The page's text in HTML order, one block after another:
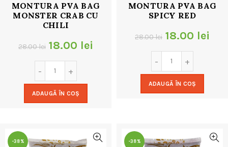
MONTURA PVA BAG
MONSTER CRAB CU
CHILI
28.00lei Prețul
inițial
a
fost:
18.00 lei
ADAUGĂ ÎN COȘ
MONTURA PVA BAG
SPICY RED
28.00lei Prețul
inițial
a
fost:
18.00 lei
ADAUGĂ ÎN COȘ
-38% -38%